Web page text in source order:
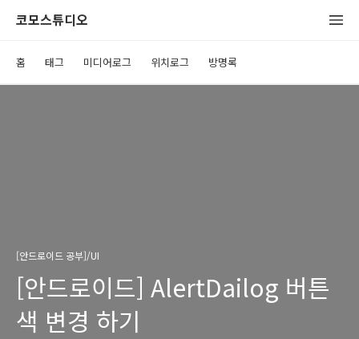
코모스튜디오
홈 태그 미디어로그 위치로그 방명록
[안드로이드 공부]/UI
[안드로이드] AlertDailog 버튼
색 변경 하기